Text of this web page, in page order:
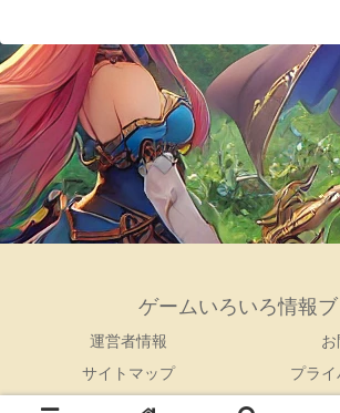
ゲームいろいろ情報
運営者情報
サイトマップ
プラ